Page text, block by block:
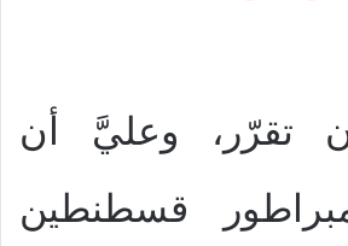
تقرّر، وعليَّ أن
قسطنطين